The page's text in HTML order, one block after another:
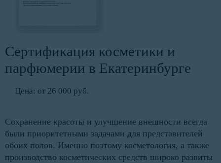
Сертификация косметики и
парфюмерии в Екатеринбурге
Цена: от 26 000 руб.
Сохранение красоты и улучшение внешности всегда
были приоритетными задачами для представителей
обоих полов. Именно поэтому косметология, а также
производство косметических средств широко развиты